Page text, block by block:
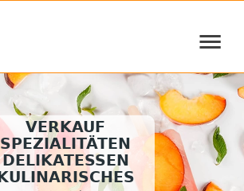
≡
VERKAUF
SPEZIALITÄTEN
DELIKATESSEN
KULINARISCHES